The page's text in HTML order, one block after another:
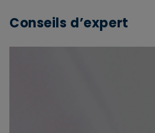
Conseils d’expert